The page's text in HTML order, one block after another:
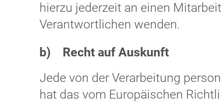
hierzu jederzeit an einen
Verantwortlichen wenden.
b) Recht auf Auskunft
Jede von der Verarbeitung
hat das vom Europäischen